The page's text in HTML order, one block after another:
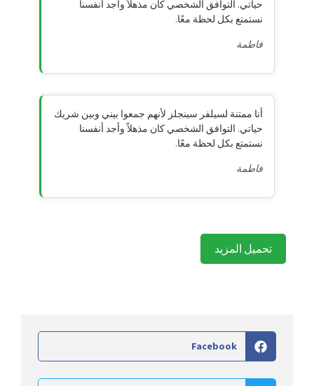
حياتي. التوافق الشخصي كان مذهلاً وأجد أنفسنا
نستمتع بكل لحظة معًا.
فاطمة
أنا ممتنة لسيلفر سينجلز لأنهم جمعوا بيني وبين شريك
حياتي. التوافق الشخصي كان مذهلاً وأجد أنفسنا
نستمتع بكل لحظة معًا.
فاطمة
تحميل المزيد
Facebook